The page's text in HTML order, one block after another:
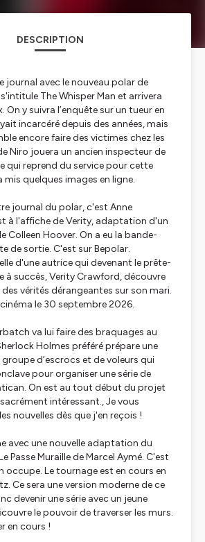
DESCRIPTION
journal avec le nouveau polar de
The Whisper Man et arrivera
On y suivra l’enquête sur un tueur en
incarcéré depuis des années, mais
encore faire des victimes chez les
Niro jouera un ancien inspecteur de
qui reprend du service pour cette
mis quelques images en ligne.
journal du polar, c'est Anne
à l'affiche de Verity, adaptation d'un
Colleen Hoover. On a eu la bande-
de sortie. C'est sur Bepolar.
d'une autrice qui devenant le prête-
à succès, Verity Crawford, découvre
vérités dérangeantes sur son mari.
le 30 septembre 2026.
va lui faire des braquages au
Holmes préféré prépare une
d’escrocs et de voleurs qui
pour organiser une série de
On est au tout début du projet
intéressant., Je vous
nouvelles dès que j'en reçois !
avec une nouvelle adaptation du
Passe Muraille de Marcel Aymé. C'est
occupe. Le tournage est en cours en
Ce sera une version moderne de ce
devenir une série avec un jeune
le pouvoir de traverser les murs.
en cours !